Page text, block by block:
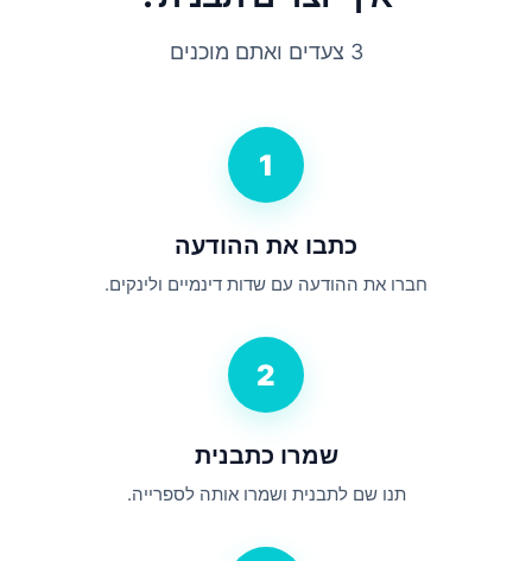
3 צעדים ואתם מוכנים
1
כתבו את ההודעה
חברו את ההודעה עם שדות דינמיים ולינקים.
2
שמרו כתבנית
תנו שם לתבנית ושמרו אותה לספרייה.